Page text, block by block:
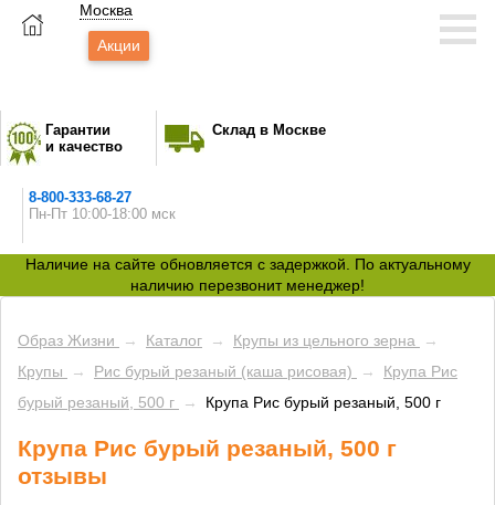
Москва
Акции
Гарантии
и качество
Склад в Москве
8-800-333-68-27
Пн-Пт 10:00-18:00 мск
Наличие на сайте обновляется с задержкой. По актуальному
наличию перезвонит менеджер!
Образ Жизни → Каталог → Крупы из цельного зерна
→
Крупы
→ Рис бурый резаный (каша рисовая) →
Крупа Рис
бурый резаный, 500 г
→ Крупа Рис бурый резаный, 500 г
Крупа Рис бурый резаный, 500 г
отзывы